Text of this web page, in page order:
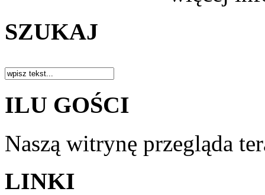
SZUKAJ
ILU GOŚCI
Naszą witrynę przegląda
LINKI